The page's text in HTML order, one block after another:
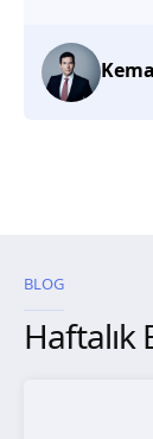
BLOG
Haftalık